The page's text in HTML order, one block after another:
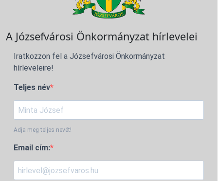
A Józsefvárosi Önkormányzat hírlevelei
Iratkozzon fel a Józsefvárosi Önkormányzat
hírleveleire!
Teljes név
Adja meg teljes nevét!
Email cím: